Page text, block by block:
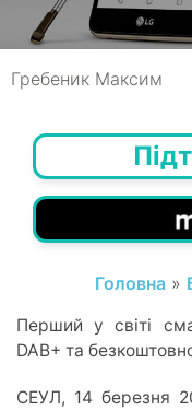
Гребеник Максим
Головна»
Перший у світі
DAB+ та
СЕУЛ, 14 березня